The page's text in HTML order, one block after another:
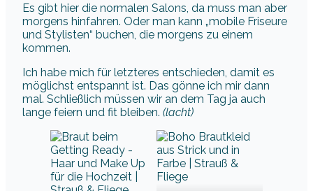
Es gibt hier die normalen Salons, da muss man aber
morgens hinfahren. Oder man kann „mobile Friseure
und Stylisten“ buchen, die morgens zu einem
kommen.
Ich habe mich für letzteres entschieden, damit es
möglichst entspannt ist. Das gönne ich mir dann
mal. Schließlich müssen wir an dem Tag ja auch
lange feiern und fit bleiben. (lacht)